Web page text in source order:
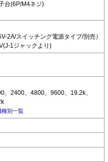
台(6P/M4ネジ)
2A/スイッチング電源タイプ/別売）
1ジャックより)
、2400、4800、9600、19.2k、
種別一覧